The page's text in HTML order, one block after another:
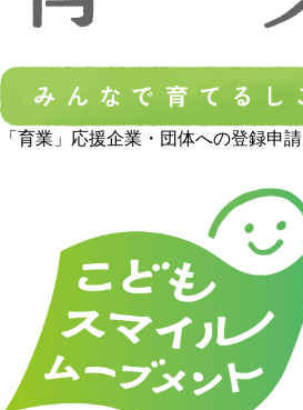
「育業」応援企業・団体への登録申請